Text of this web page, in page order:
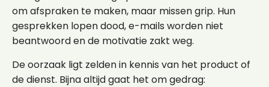
om afspraken te maken, maar missen grip. Hun
gesprekken lopen dood, e-mails worden niet
beantwoord en de motivatie zakt weg.
De oorzaak ligt zelden in kennis van het product of
de dienst. Bijna altijd gaat het om gedrag: